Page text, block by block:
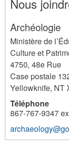
Nous
Archéologie
Ministère de
Culture et
4750, 48e Rue
Case postale
Yellowknife, NT
Téléphone
867-767-9347
3804